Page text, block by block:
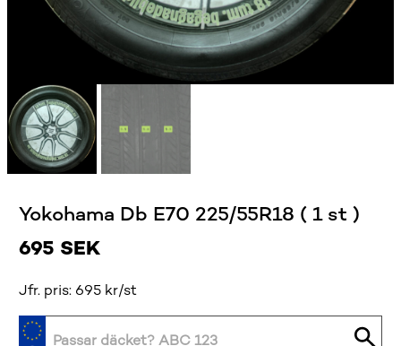
Yokohama Db E70 225/55R18 ( 1 st )
695 SEK
Jfr. pris: 695 kr/st